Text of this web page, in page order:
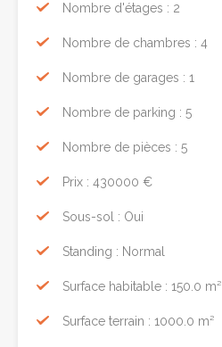
Nombre d'étages : 2
Nombre de chambres : 4
Nombre de garages : 1
Nombre de parking : 5
Nombre de pièces : 5
Prix : 430000 €
Sous-sol : Oui
Standing : Normal
Surface habitable : 150.0 m²
Surface terrain : 1000.0 m²